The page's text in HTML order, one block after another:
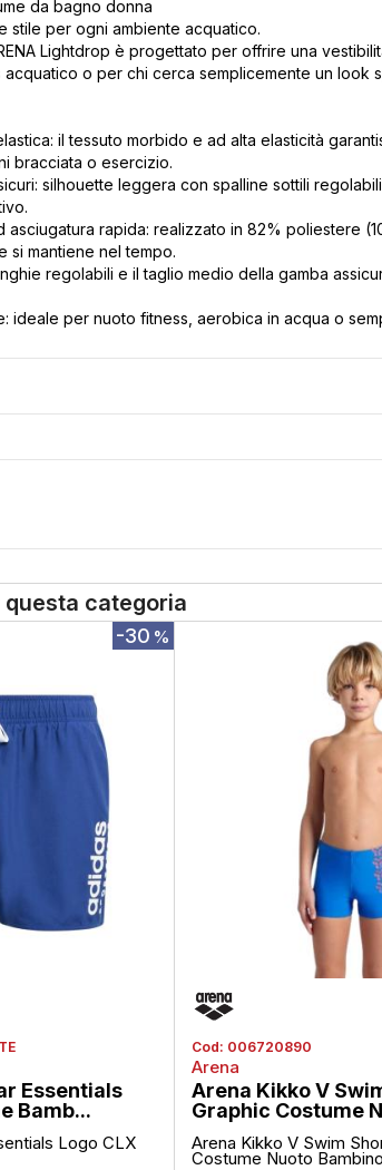
da bagno donna
stile per ogni ambiente acquatico.
Lightdrop è progettato per offrire una
o per chi cerca semplicemente un look
il tessuto morbido e ad alta elasticità
bracciata o esercizio.
silhouette leggera con spalline sottili
asciugatura rapida: realizzato in 82% poliestere
si mantiene nel tempo.
regolabili e il taglio medio della gamba
ideale per nuoto fitness, aerobica in acqua o
categoria
-30 %
Essentials
Bamb...
Logo CLX
Cod: 006720890
Arena
Arena Kikko V
Graphic Costume
Arena Kikko V Swim
Costume Nuoto Bambino